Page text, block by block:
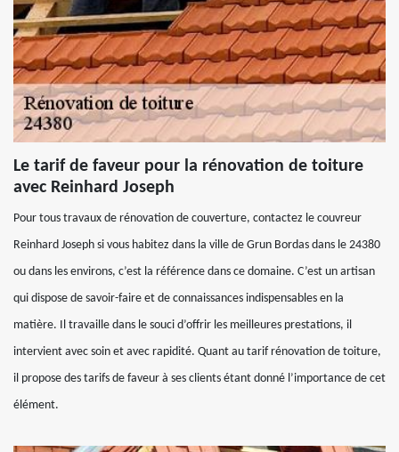
Le tarif de faveur pour la rénovation de toiture
avec Reinhard Joseph
Pour tous travaux de rénovation de couverture, contactez le couvreur
Reinhard Joseph si vous habitez dans la ville de Grun Bordas dans le 24380
ou dans les environs, c’est la référence dans ce domaine. C’est un artisan
qui dispose de savoir-faire et de connaissances indispensables en la
matière. Il travaille dans le souci d’offrir les meilleures prestations, il
intervient avec soin et avec rapidité. Quant au tarif rénovation de toiture,
il propose des tarifs de faveur à ses clients étant donné l’importance de cet
élément.